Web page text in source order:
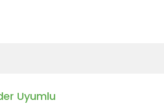
Uyumlu